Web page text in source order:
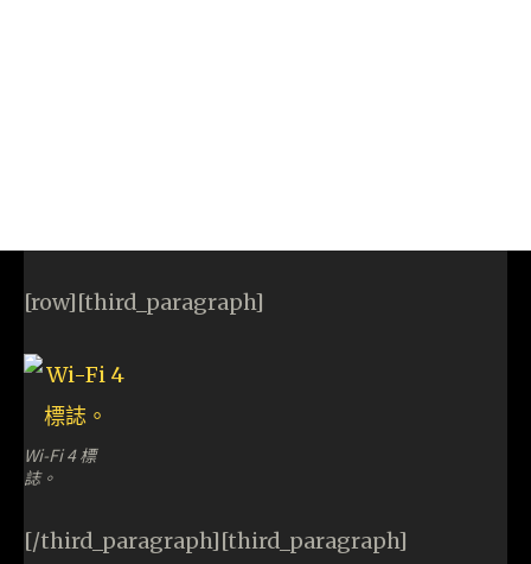
[row][third_paragraph]
Wi-Fi 4 標
誌。
[/third_paragraph][third_paragraph]